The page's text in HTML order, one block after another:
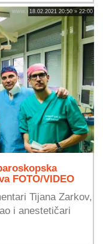
18.02.2021 20:50 » 22:00
FOTO/VIDEO
Tijana Zarkov,
i anestetičari